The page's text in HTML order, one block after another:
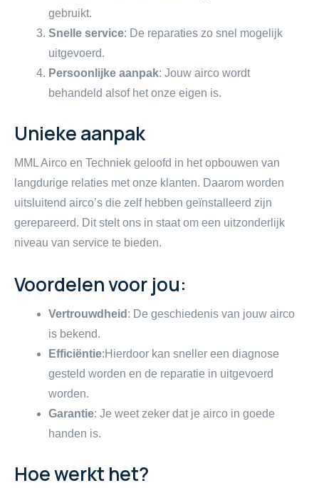
gebruikt.
Snelle service: De reparaties zo snel mogelijk
uitgevoerd.
Persoonlijke aanpak: Jouw airco wordt
behandeld alsof het onze eigen is.
Unieke aanpak
MML Airco en Techniek geloofd in het opbouwen van
langdurige relaties met onze klanten. Daarom worden
uitsluitend airco’s die zelf hebben geïnstalleerd zijn
gerepareerd. Dit stelt ons in staat om een uitzonderlijk
niveau van service te bieden.
Voordelen voor jou:
Vertrouwdheid : De geschiedenis van jouw airco
is bekend.
Efficiëntie:Hierdoor kan sneller een diagnose
gesteld worden en de reparatie in uitgevoerd
worden.
Garantie: Je weet zeker dat je airco in goede
handen is.
Hoe werkt het?